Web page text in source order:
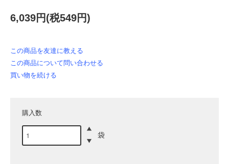
6,039円(税549円)
この商品を友達に教える
この商品について問い合わせる
買い物を続ける
購入数
袋